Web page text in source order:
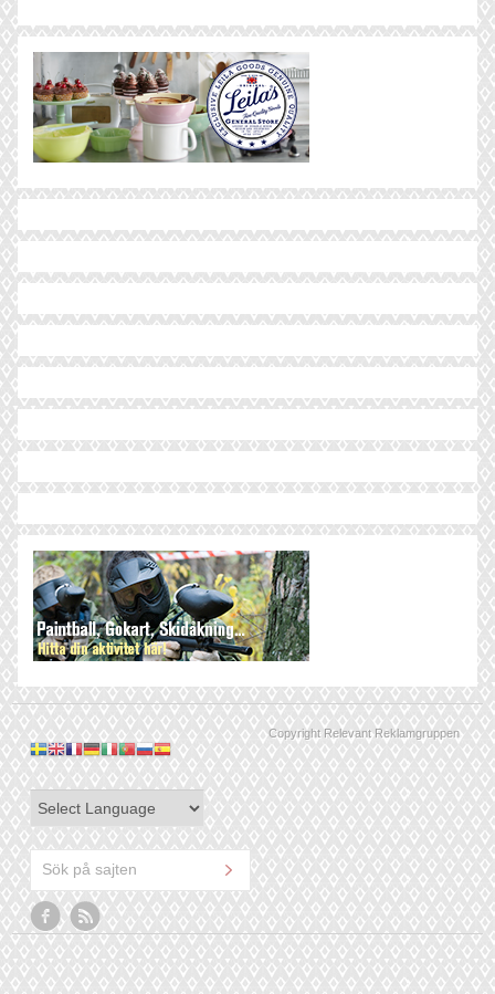
Copyright Relevant Reklamgruppen